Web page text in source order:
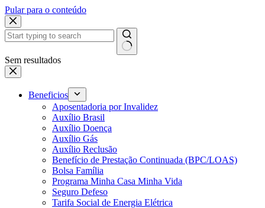
Pular para o conteúdo
Sem resultados
Beneficios
Aposentadoria por Invalidez
Auxílio Brasil
Auxílio Doença
Auxílio Gás
Auxílio Reclusão
Benefício de Prestação Continuada (BPC/LOAS)
Bolsa Família
Programa Minha Casa Minha Vida
Seguro Defeso
Tarifa Social de Energia Elétrica